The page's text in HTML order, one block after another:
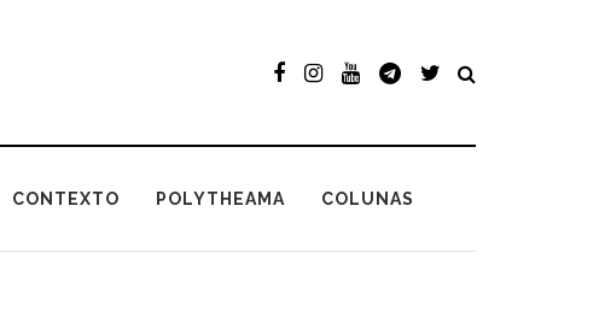
CONTEXTO POLYTHEAMA COLUNAS